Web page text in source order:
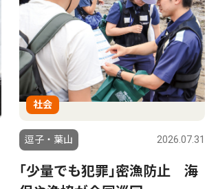
社会
逗子・葉山 2026.07.31
｢少量でも犯罪｣密漁防止 海